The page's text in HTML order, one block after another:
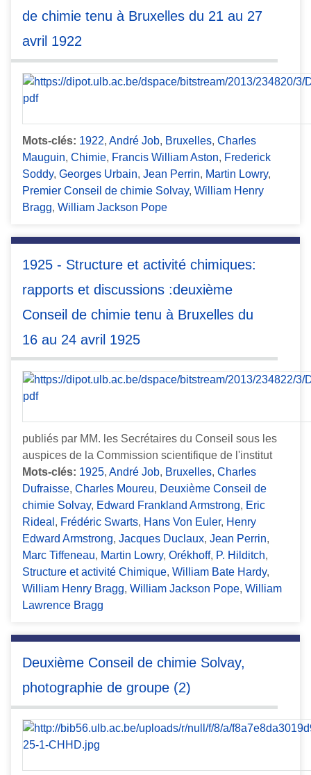
de chimie tenu à Bruxelles du 21 au 27
avril 1922
Mots-clés: 1922, André Job, Bruxelles, Charles
Mauguin, Chimie, Francis William Aston, Frederick
Soddy, Georges Urbain, Jean Perrin, Martin Lowry,
Premier Conseil de chimie Solvay, William Henry
Bragg, William Jackson Pope
1925 - Structure et activité chimiques:
rapports et discussions :deuxième
Conseil de chimie tenu à Bruxelles du
16 au 24 avril 1925
publiés par MM. les Secrétaires du Conseil sous les
auspices de la Commission scientifique de l'institut
Mots-clés: 1925, André Job, Bruxelles, Charles
Dufraisse, Charles Moureu, Deuxième Conseil de
chimie Solvay, Edward Frankland Armstrong, Eric
Rideal , Frédéric Swarts, Hans Von Euler, Henry
Edward Armstrong, Jacques Duclaux, Jean Perrin,
Marc Tiffeneau, Martin Lowry, Orékhoff, P. Hilditch,
Structure et activité Chimique, William Bate Hardy,
William Henry Bragg, William Jackson Pope, William
Lawrence Bragg
Deuxième Conseil de chimie Solvay,
photographie de groupe (2)